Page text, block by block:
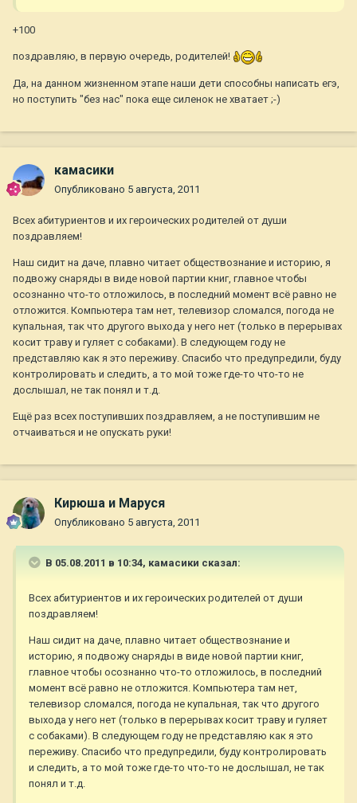
+100
поздравляю, в первую очередь, родителей!
Да, на данном жизненном этапе наши дети способны написать егэ,
но поступить "без нас" пока еще силенок не хватает ;-)
камасики
Опубликовано 5 августа, 2011
Всех абитуриентов и их героических родителей от души
поздравляем!
Наш сидит на даче, плавно читает обществознание и историю, я
подвожу снаряды в виде новой партии книг, главное чтобы
осознанно что-то отложилось, в последний момент всё равно не
отложится. Компьютера там нет, телевизор сломался, погода не
купальная, так что другого выхода у него нет (только в перерывах
косит траву и гуляет с собаками). В следующем году не
представляю как я это переживу. Спасибо что предупредили, буду
контролировать и следить, а то мой тоже где-то что-то не
дослышал, не так понял и т.д.
Ещё раз всех поступивших поздравляем, а не поступившим не
отчаиваться и не опускать руки!
Кирюша и Маруся
Опубликовано 5 августа, 2011
В 05.08.2011 в 10:34, камасики сказал:
Всех абитуриентов и их героических родителей от души
поздравляем!
Наш сидит на даче, плавно читает обществознание и
историю, я подвожу снаряды в виде новой партии книг,
главное чтобы осознанно что-то отложилось, в последний
момент всё равно не отложится. Компьютера там нет,
телевизор сломался, погода не купальная, так что другого
выхода у него нет (только в перерывах косит траву и гуляет
с собаками). В следующем году не представляю как я это
переживу. Спасибо что предупредили, буду контролировать
и следить, а то мой тоже где-то что-то не дослышал, не так
понял и т.д.